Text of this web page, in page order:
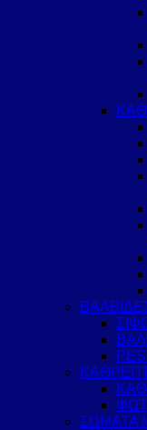
ΣΩΜΑΤΑ